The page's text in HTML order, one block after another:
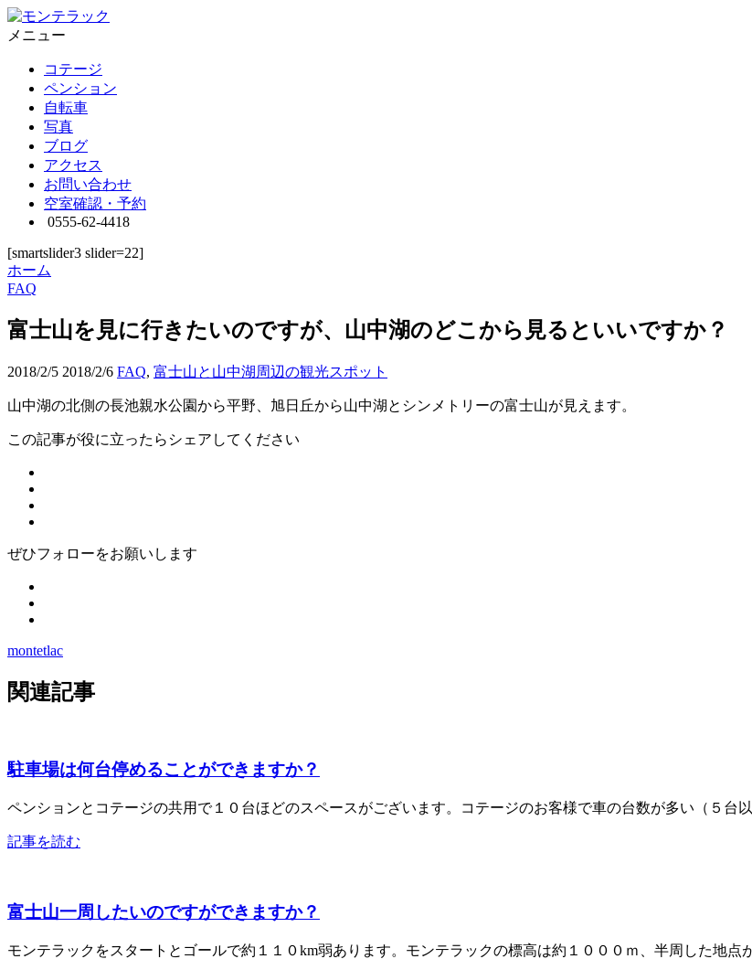
メニュー
コテージ
ペンション
自転車
写真
ブログ
アクセス
お問い合わせ
空室確認・予約
0555-62-4418
[smartslider3 slider=22]
ホーム
FAQ
富士山を見に行きたいのですが、山中湖のどこから見るといいですか？
2018/2/5 2018/2/6 FAQ, 富士山と山中湖周辺の観光スポット
山中湖の北側の長池親水公園から平野、旭日丘から山中湖とシンメトリーの富士山が見えます。
この記事が役に立ったらシェアしてください
ぜひフォローをお願いします
montetlac
関連記事
駐車場は何台停めることができますか？
ペンションとコテージの共用で１０台ほどのスペースがございます。コテージのお客様で車の台数が多い（５台
記事を読む
富士山一周したいのですができますか？
モンテラックをスタートとゴールで約１１０km弱あります。モンテラックの標高は約１０００ｍ、半周した地点